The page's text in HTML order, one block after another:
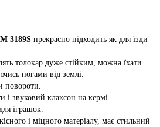
3189S прекрасно підходить як для їзди
толокар дуже стійким, можна їхати
ногами від землі.
повороти.
і звуковий клаксон на кермі.
іграшок.
і міцного матеріалу, має стильний